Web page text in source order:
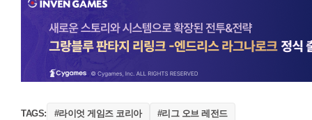
TAGS: #라이엇 게임즈 코리아 #리그 오브 레전드